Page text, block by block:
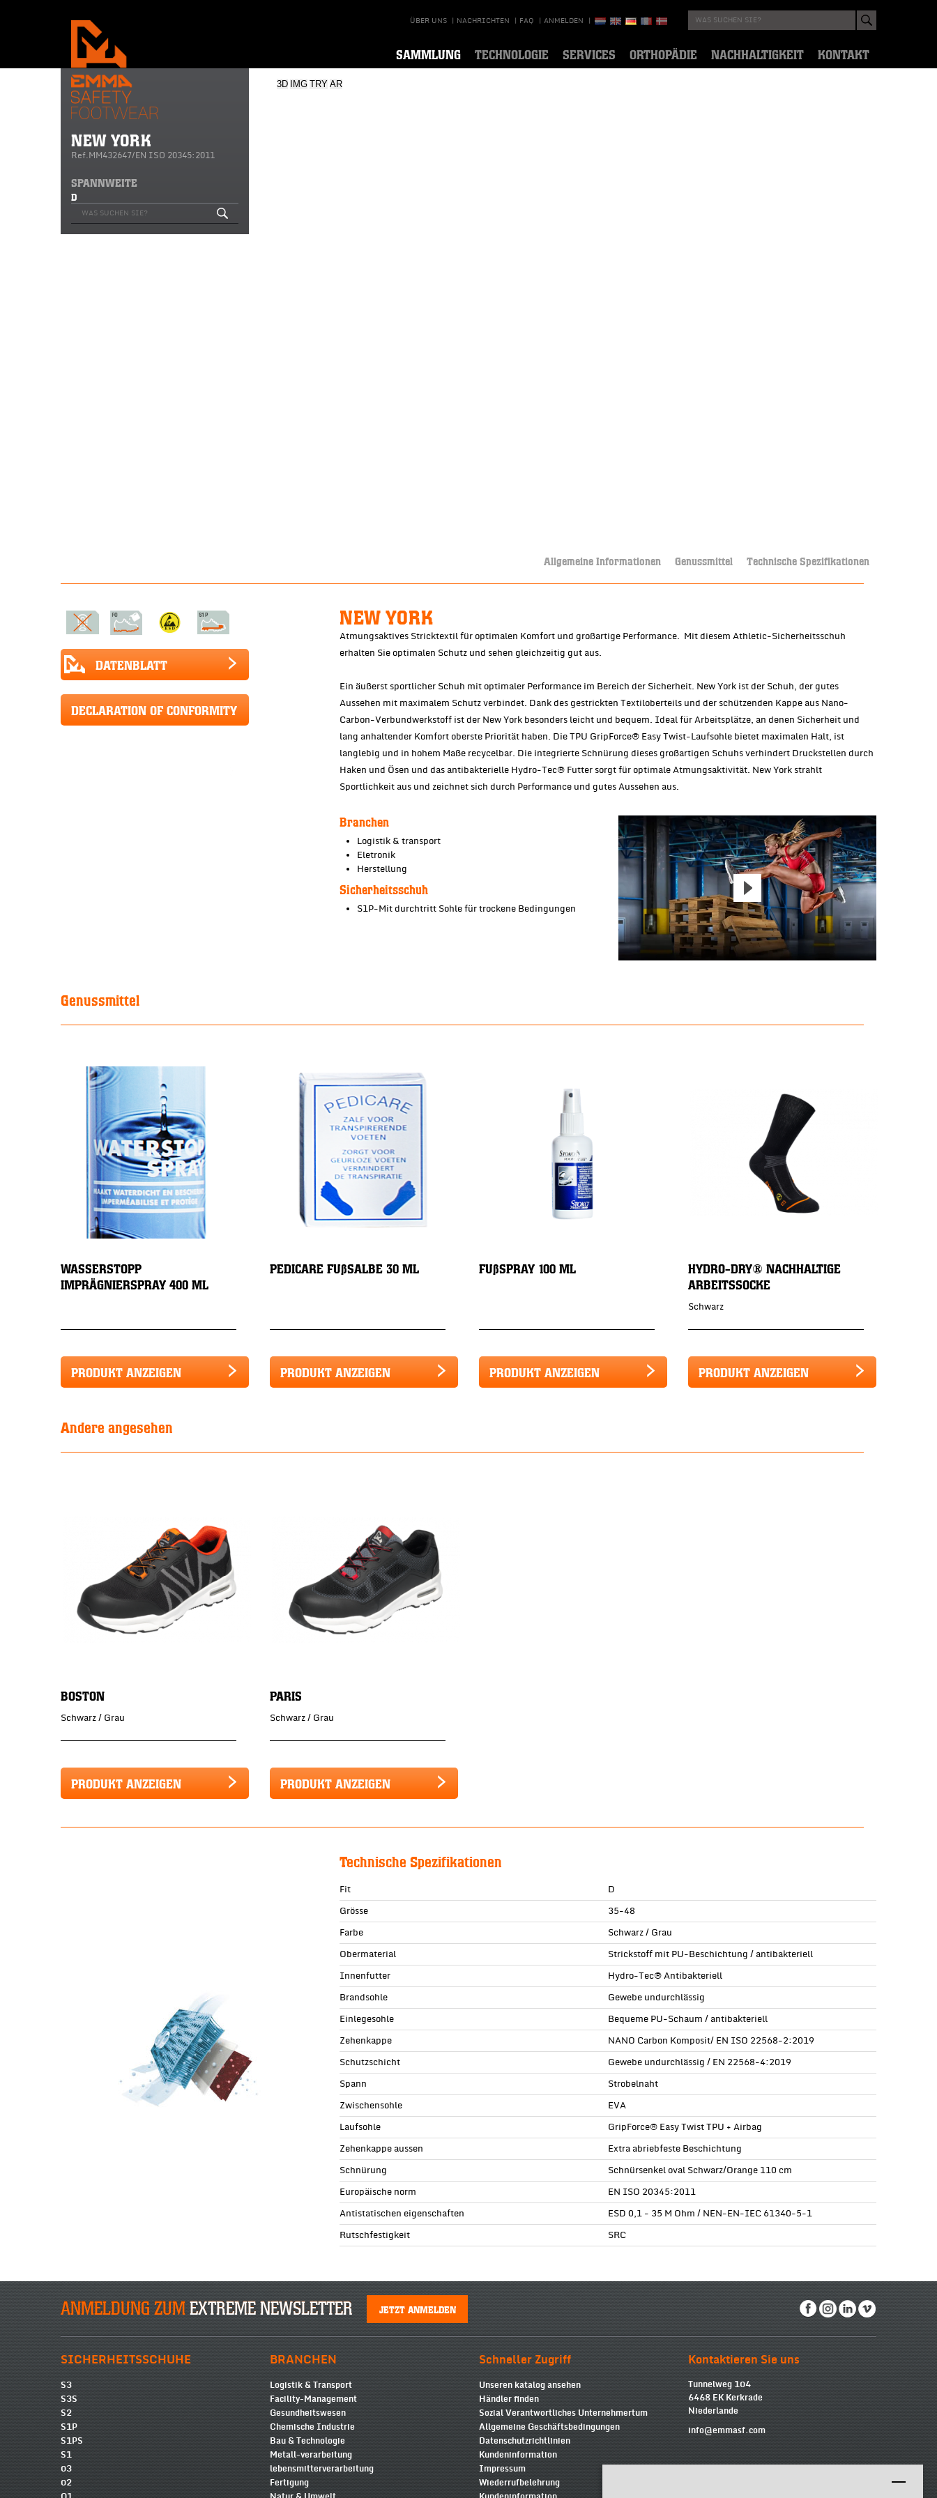
ÜBER UNS | NACHRICHTEN | FAQ | ANMELDEN |
SAMMLUNG TECHNOLOGIE SERVICES ORTHOPÄDIE NACHHALTIGKEIT KONTAKT
NEW YORK
Ref.MM432647/EN ISO 20345:2011
SPANNWEITE
D
3D IMG TRY AR
Allgemeine Informationen Genussmittel Technische Spezifikationen
DATENBLATT
DECLARATION OF CONFORMITY
NEW YORK
Atmungsaktives Stricktextil für optimalen Komfort und großartige Performance. Mit diesem Athletic-Sicherheitsschuh
erhalten Sie optimalen Schutz und sehen gleichzeitig gut aus.
Ein äußerst sportlicher Schuh mit optimaler Performance im Bereich der Sicherheit. New York ist der Schuh, der gutes
Aussehen mit maximalem Schutz verbindet. Dank des gestrickten Textiloberteils und der schützenden Kappe aus Nano-
Carbon-Verbundwerkstoff ist der New York besonders leicht und bequem. Ideal für Arbeitsplätze, an denen Sicherheit und
lang anhaltender Komfort oberste Priorität haben. Die TPU GripForce® Easy Twist-Laufsohle bietet maximalen Halt, ist
langlebig und in hohem Maße recycelbar. Die integrierte Schnürung dieses großartigen Schuhs verhindert Druckstellen durch
Haken und Ösen und das antibakterielle Hydro-Tec® Futter sorgt für optimale Atmungsaktivität. New York strahlt
Sportlichkeit aus und zeichnet sich durch Performance und gutes Aussehen aus.
Branchen
Logistik & transport
Eletronik
Herstellung
Sicherheitsschuh
S1P-Mit durchtritt Sohle für trockene Bedingungen
Genussmittel
WASSERSTOPP
IMPRÄGNIERSPRAY 400 ML
PRODUKT ANZEIGEN
PEDICARE FUßSALBE 30 ML
PRODUKT ANZEIGEN
FUßSPRAY 100 ML
PRODUKT ANZEIGEN
HYDRO-DRY® NACHHALTIGE
ARBEITSSOCKE
Schwarz
PRODUKT ANZEIGEN
Andere angesehen
BOSTON
Schwarz / Grau
PRODUKT ANZEIGEN
PARIS
Schwarz / Grau
PRODUKT ANZEIGEN
Technische Spezifikationen
Fit
D
Grösse
35-48
Farbe
Schwarz / Grau
Obermaterial
Strickstoff mit PU-Beschichtung / antibakteriell
Innenfutter
Hydro-Tec® Antibakteriell
Brandsohle
Gewebe undurchlässig
Einlegesohle
Bequeme PU-Schaum / antibakteriell
Zehenkappe
NANO Carbon Komposit/ EN ISO 22568-2:2019
Schutzschicht
Gewebe undurchlässig / EN 22568-4:2019
Spann
Strobelnaht
Zwischensohle
EVA
Laufsohle
GripForce® Easy Twist TPU + Airbag
Zehenkappe aussen
Extra abriebfeste Beschichtung
Schnürung
Schnürsenkel oval Schwarz/Orange 110 cm
Europäische norm
EN ISO 20345:2011
Antistatischen eigenschaften
ESD 0,1 - 35 M Ohm / NEN-EN-IEC 61340-5-1
Rutschfestigkeit
SRC
ANMELDUNG ZUMEXTREME NEWSLETTER JETZT ANMELDEN
SICHERHEITSSCHUHE
S3
S3S
S2
S1P
S1PS
S1
03
02
BRANCHEN
Logistik & Transport
Facility-Management
Gesundheitswesen
Chemische Industrie
Bau & Technologie
Metall-verarbeitung
lebensmitterverarbeitung
Fertigung
Schneller Zugriff
Unseren katalog ansehen
Händler finden
Sozial Verantwortliches Unternehmertum
Allgemeine Geschäftsbedingungen
Datenschutzrichtlinien
Kundeninformation
Impressum
Wiederrufbelehrung
Kontaktieren Sie uns
Tunnelweg 104
6468 EK Kerkrade
Niederlande
info@emmasf.com